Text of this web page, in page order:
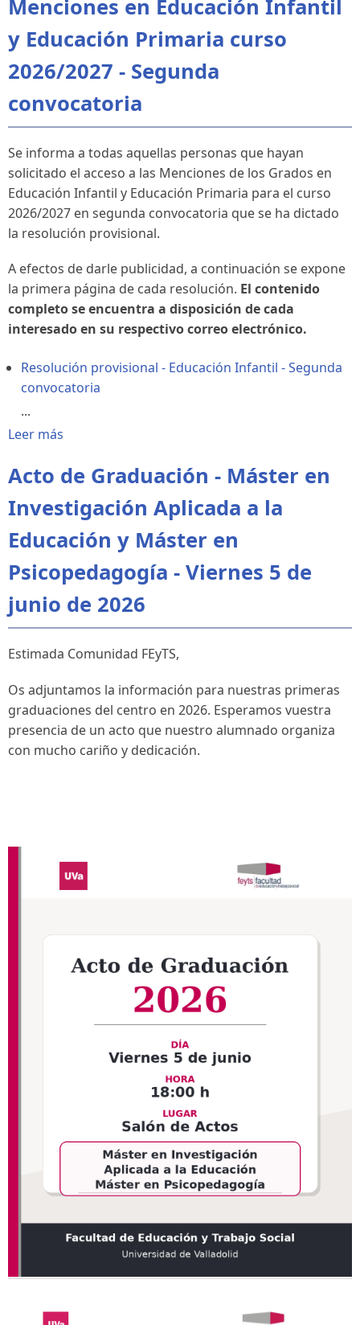
Menciones en Educación Infantil
y Educación Primaria curso
2026/2027 - Segunda
convocatoria
Se informa a todas aquellas personas que hayan
solicitado el acceso a las Menciones de los Grados en
Educación Infantil y Educación Primaria para el curso
2026/2027 en segunda convocatoria que se ha dictado
la resolución provisional.
A efectos de darle publicidad, a continuación se expone
la primera página de cada resolución. El contenido
completo se encuentra a disposición de cada
interesado en su respectivo correo electrónico.
Resolución provisional - Educación Infantil - Segunda
convocatoria
...
Leer más
Acto de Graduación - Máster en
Investigación Aplicada a la
Educación y Máster en
Psicopedagogía - Viernes 5 de
junio de 2026
Estimada Comunidad FEyTS,
Os adjuntamos la información para nuestras primeras
graduaciones del centro en 2026. Esperamos vuestra
presencia de un acto que nuestro alumnado organiza
con mucho cariño y dedicación.